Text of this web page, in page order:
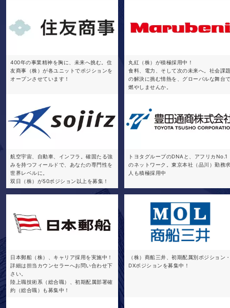
400年の事業精神を胸に、未来へ挑む。住
友商事（株）が各ユニットでポジションを
オープンさせています！
丸紅（株）が積極採用中！
食料、電力、そして次の未来へ。社会課
の解決に挑む情熱を、グローバルな舞台
燃やしませんか。
航空宇宙、自動車、インフラ。確固たる強
みを持つフィールドで、あなたの専門性を
世界レベルに。
双日（株）が50ポジション以上を募集！
トヨタグループのDNAと、アフリカNo.1
のネットワーク。東京本社（品川）勤務
人も積極採用中
日本郵船（株）、キャリア採用を実施中！
詳細は担当カウンセラーへお問い合わせ下
さい。
陸上職技術系（総合職）、初期配属部署確
約（総合職）も募集中！
（株）商船三井、初期配属別ポジション
DXポジションを募集中！